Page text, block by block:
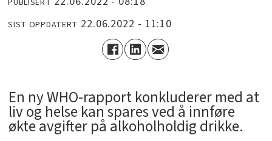
SIST OPPDATERT 22.06.2022 - 11:10
­En ny WHO-rapport konkluderer med at
liv og helse kan spares ved å innføre
økte avgifter på alkoholholdig drikke.